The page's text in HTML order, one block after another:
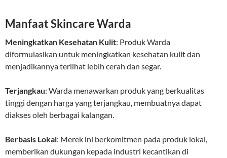
Manfaat Skincare Warda
Meningkatkan Kesehatan Kulit: Produk Warda
diformulasikan untuk meningkatkan kesehatan kulit dan
menjadikannya terlihat lebih cerah dan segar.
Terjangkau: Warda menawarkan produk yang berkualitas
tinggi dengan harga yang terjangkau, membuatnya dapat
diakses oleh berbagai kalangan.
Berbasis Lokal: Merek ini berkomitmen pada produk lokal,
memberikan dukungan kepada industri kecantikan di